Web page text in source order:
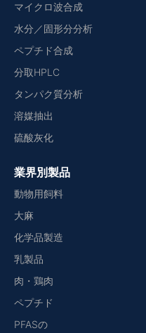
マイクロ波合成
水分／固形分分析
ペプチド合成
分取HPLC
タンパク質分析
溶媒抽出
硫酸灰化
業界別製品
動物用飼料
大麻
化学品製造
乳製品
肉・鶏肉
ペプチド
PFASの